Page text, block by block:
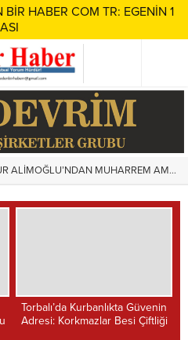
BİR HABER COM TR: EGENİN 1
MUHARREM AMCA’YA ANLAMLI ZİYARET
Torbalı’da Kurbanlıkta Güvenin
Adresi: Korkmazlar Besi Çiftliği